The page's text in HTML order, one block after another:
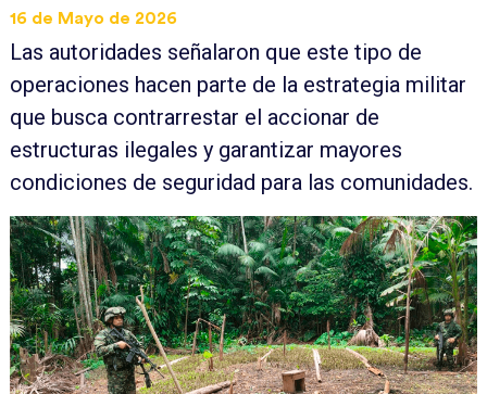
16 de Mayo de 2026
Las autoridades señalaron que este tipo de
operaciones hacen parte de la estrategia militar
que busca contrarrestar el accionar de
estructuras ilegales y garantizar mayores
condiciones de seguridad para las comunidades.